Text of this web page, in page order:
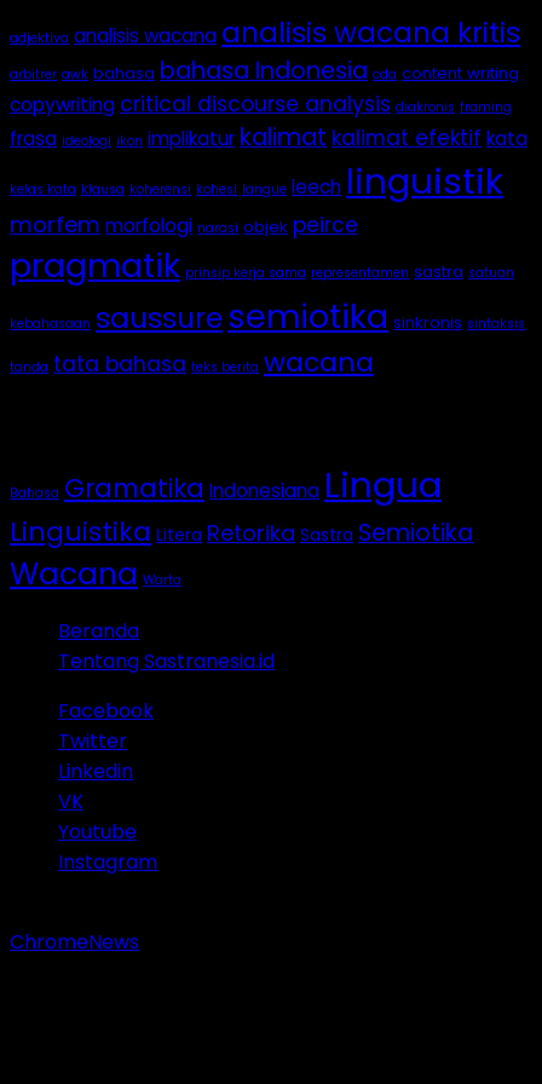
adjektiva analisis wacana analisis wacana kritis
arbitrer awk bahasa bahasa Indonesia cda content writing
copywriting critical discourse analysis diakronis framing
frasa ideologi ikon implikatur kalimat kalimat efektif kata
kelas kata klausa koherensi kohesi langue leech linguistik
morfem morfologi narasi objek peirce
pragmatik prinsip kerja sama representamen sastra satuan
kebahasaan saussuresemiotika sinkronis sintaksis
tanda tata bahasa teks berita wacana
Bahasa Gramatika Indonesiana Lingua
Linguistika Litera Retorika Sastra Semiotika
Wacana Warta
Beranda
Tentang Sastranesia.id
Facebook
Twitter
Linkedin
VK
Youtube
Instagram
ChromeNews